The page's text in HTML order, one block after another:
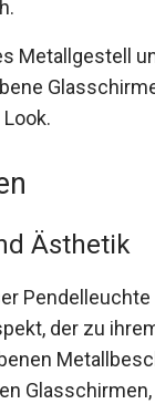
Metallgestell
Ästhetik
der zu